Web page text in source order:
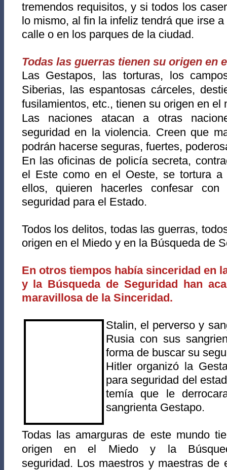
tremendos requisitos, y si todos los
lo mismo, al fin la infeliz tendrá que irse
calle o en los parques de la ciudad.
Todas las guerras tienen su origen en
Las Gestapos, las torturas, los
Siberias, las espantosas cárceles,
fusilamientos, etc., tienen su origen en el
Las naciones atacan a otras
seguridad en la violencia. Creen que
podrán hacerse seguras, fuertes,
En las oficinas de policía secreta,
el Este como en el Oeste, se tortura
ellos, quieren hacerles confesar
seguridad para el Estado.
Todos los delitos, todas las guerras,
origen en el Miedo y en la Búsqueda de
En otros tiempos había sinceridad en
y la Búsqueda de Seguridad han
maravillosa de la Sinceridad.
Stalin, el perverso y
Rusia con sus
forma de buscar su
Hitler organizó la
para seguridad del
temía que le
sangrienta Gestapo.
Todas las amarguras de este mundo
origen en el Miedo y la
seguridad. Los maestros y maestras de